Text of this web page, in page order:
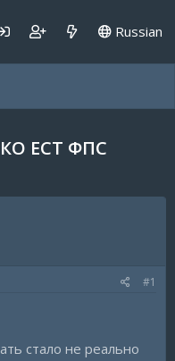
Russian
ЕСТ ФПС
#1
стало не реально